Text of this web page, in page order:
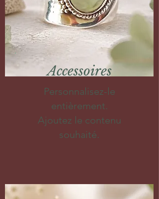
Accessoires
Personnalisez-le
entièrement.
Ajoutez le contenu
souhaité.